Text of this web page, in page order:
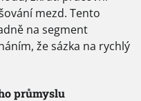
mezd. Tento
na segment
že sázka na rychlý
průmyslu